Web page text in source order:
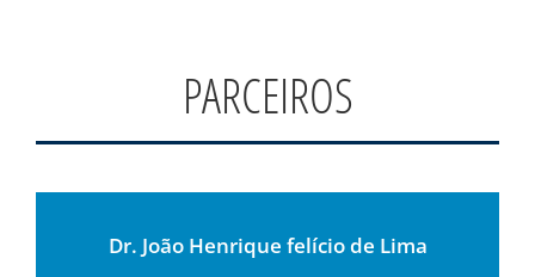
PARCEIROS
Dr. João Henrique felício de Lima